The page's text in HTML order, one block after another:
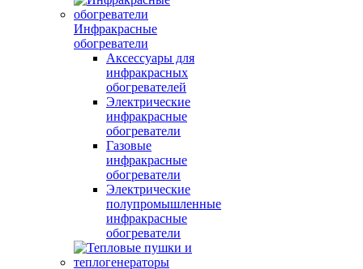
Инфракрасные
обогреватели
Аксессуары для
инфракрасных
обогревателей
Электрические
инфракрасные
обогреватели
Газовые
инфракрасные
обогреватели
Электрические
полупромышленные
инфракрасные
обогреватели